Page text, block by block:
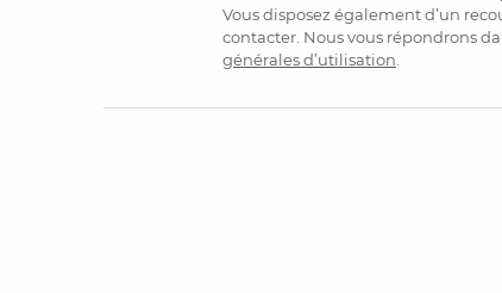
Vous disposez également d’un
contacter. Nous vous répondrons
générales d’utilisation